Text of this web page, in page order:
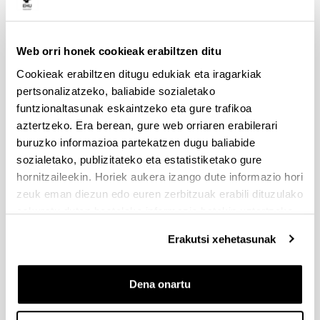
Web orri honek cookieak erabiltzen ditu
Cookieak erabiltzen ditugu edukiak eta iragarkiak
pertsonalizatzeko, baliabide sozialetako
funtzionaltasunak eskaintzeko eta gure trafikoa
aztertzeko. Era berean, gure web orriaren erabilerari
buruzko informazioa partekatzen dugu baliabide
sozialetako, publizitateko eta estatistiketako gure
hornitzaileekin. Horiek aukera izango dute informazio hori
zeuk eman diezun edo euren zerbitzuak erabili dituzulako
eskuratu duten bestelako informazio batekin uztartzeko.
Erakutsi xehetasunak
Dena onartu
2026/09/11
FUNDACION LA CAIXA JUNIOR LEADER RETAINING
PROGRAMME 2027
Izapide irekia
IKERTZAILE DOKTOREAK UPV/EHUn KONTRATATZEKO
DEIALDIA (2026)
Izapide irekia (Eskaerak aurkezteko epea: 2026/06/03 - 2026/06/25
23:59)
eskaeren behin behineko zerrenda. Alegazioak aurkezteko
PRESTAKUNTZA BIDEAN DAUDEN IKERTZAILEAK EHUn
KONTRATATZEKO 2026-I DEIALDIA, IKERTALDE/IKERKETA
PROIEKTU BATEN BALIABIDE PROPIOEKIN
FINANTZATURIK